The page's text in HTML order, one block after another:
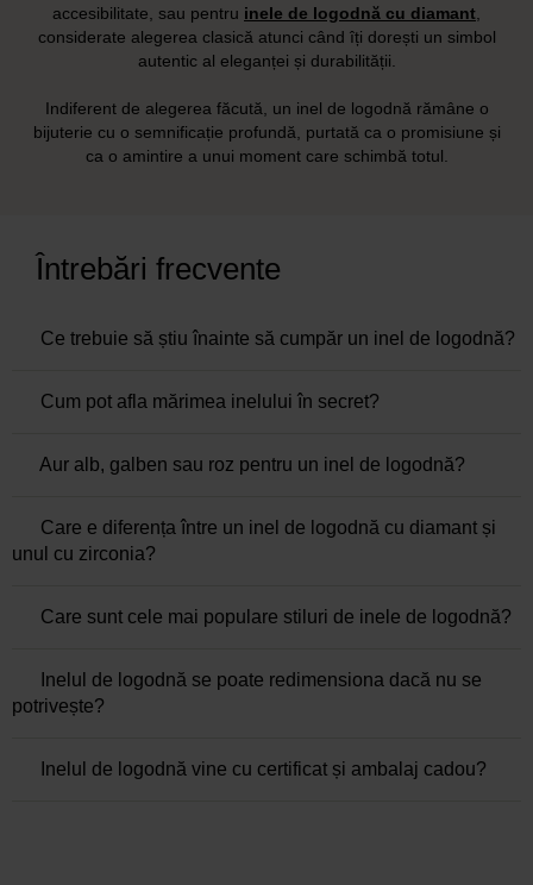
accesibilitate, sau pentru inele de logodnă cu diamant
considerate alegerea clasică atunci când îți dorești un simbol
autentic al eleganței și durabilității.
Indiferent de alegerea făcută, un inel de logodnă rămâne o
bijuterie cu o semnificație profundă, purtată ca o promisiune și
ca o amintire a unui moment care schimbă totul.
Întrebări frecvente
Ce trebuie să știu înainte să cumpăr un inel de logodnă?
Cum pot afla mărimea inelului în secret?
Aur alb, galben sau roz pentru un inel de logodnă?
Care e diferența între un inel de logodnă cu diamant și
unul cu zirconia?
Care sunt cele mai populare stiluri de inele de logodnă?
Inelul de logodnă se poate redimensiona dacă nu se
potrivește?
Inelul de logodnă vine cu certificat și ambalaj cadou?